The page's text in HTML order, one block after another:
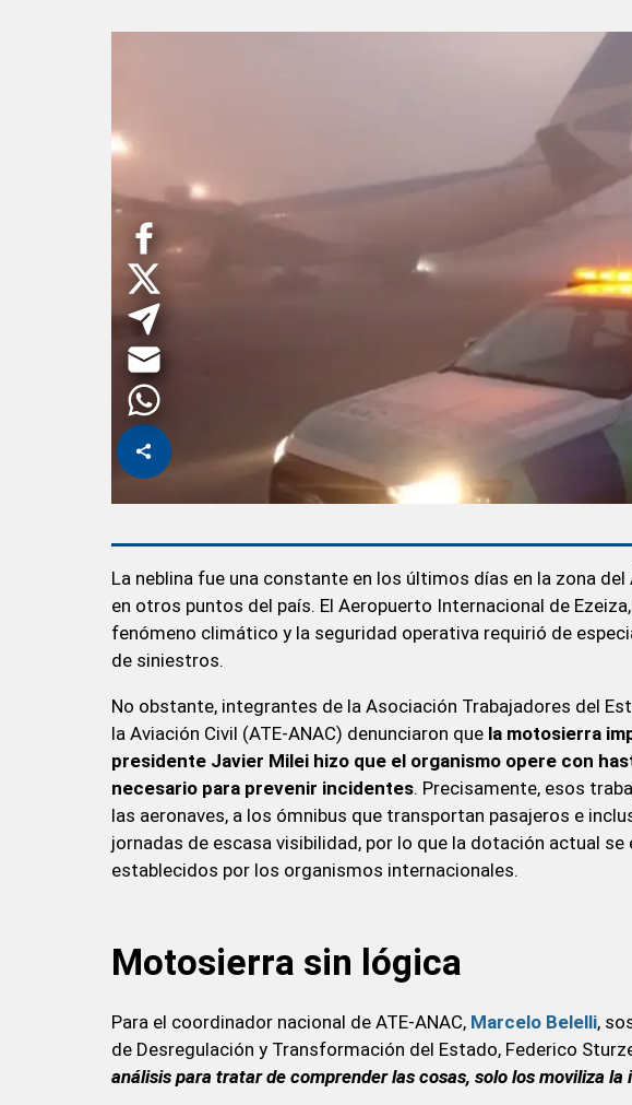
La neblina fue una constante en los últimos días en la zona
en otros puntos del país. El Aeropuerto Internacional de
fenómeno climático y la seguridad operativa requirió de
de siniestros.
No obstante, integrantes de la Asociación Trabajadores del
la Aviación Civil (ATE-ANAC) denunciaron que la motosierra
presidente Javier Milei hizo que el organismo opere con
necesario para prevenir incidentes. Precisamente, esos
las aeronaves, a los ómnibus que transportan pasajeros e
jornadas de escasa visibilidad, por lo que la dotación actual
establecidos por los organismos internacionales.
Motosierra sin lógica
Para el coordinador nacional de ATE-ANAC, Marcelo Belelli,
de Desregulación y Transformación del Estado, Federico
análisis para tratar de comprender las cosas, solo los moviliza la